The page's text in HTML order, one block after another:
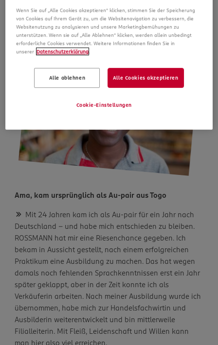
Eine unerwartete Karriere
Ama, kam ursprünglich als Au-pair aus Togo
Mit 24 Jahren kam ich als Au-pair für ein Jahr nach
Deutschland – und habe mich entschieden zu bleiben.
ROSSMANN hat mir eine Riesenchance gegeben. Ich
bekam in Aussicht gestellt, nach einem erfolgreichen
Praktikum eine Ausbildung zu machen. Das hat wegen
damals noch fehlenden Sprachkenntnissen erst ein Jahr
später geklappt, aber in der Zeit konnte ich als
Verkäuferin arbeiten. Nach meiner Ausbildung wurde ich
übernommen, habe mich zur Handelsfachwirtin und
Ausbilderin weiterentwickelt und bin mittlerweile
Filialleiterin. Mit Fleiß, Leidenschaft und Willen kann
man hier also viel erreichen.
Wenn Sie auf „Alle Cookies akzeptieren“ klicken, stimmen Sie der Speicherung
von Cookies auf Ihrem Gerät zu, um die Websitenavigation zu verbessern, die
Websitenutzung zu analysieren und unsere Marketingbemühungen zu
unterstützen. Wenn sie auf „Alle Ablehnen“ klicken, werden allein unbedingt
erforderliche Cookies verwendet. Weitere Informationen finden Sie in
unserer Datenschutzerklärung.
Alle ablehnen Alle Cookies akzeptieren
Cookie-Einstellungen